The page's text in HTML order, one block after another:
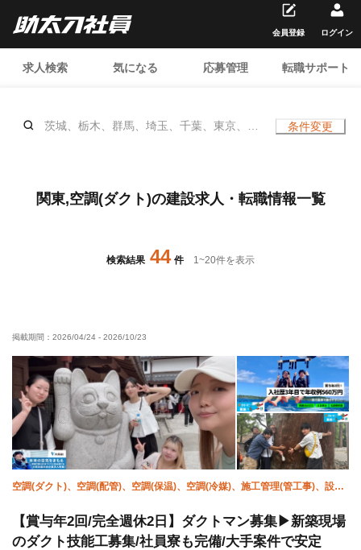
求人検索 気になる 応募管理 転職サポート
会員登録 ログイン
茨城、栃木、群馬、埼玉、千葉、東京、神
条件変更
関東,空調(ダクト)の建設求人・転職情報一覧
検索結果 44 件 1~20件を表示
掲載期間： 2026/04/24 - 2026/10/23
空調(ダクト)、空調(配管)、空調(保温)、空調(冷媒)、施工管理(管工事)、設備/
【賞与年2回/完全週休2日】ダクトマン募集▶新築現場
のダクト技能工募集/社員寮も完備/大手案件で安定